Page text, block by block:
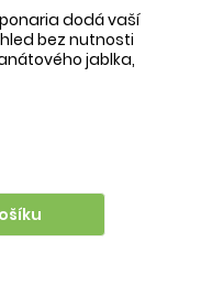
dodá vaší
bez nutnosti
jablka,